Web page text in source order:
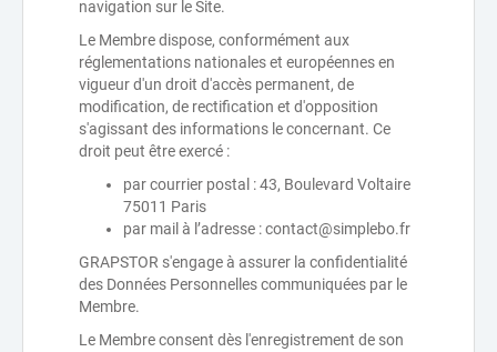
navigation sur le Site.
Le Membre dispose, conformément aux
réglementations nationales et européennes en
vigueur d'un droit d'accès permanent, de
modification, de rectification et d'opposition
s'agissant des informations le concernant. Ce
droit peut être exercé :
par courrier postal : 43, Boulevard Voltaire
75011 Paris
par mail à l’adresse : contact@simplebo.fr
GRAPSTOR s'engage à assurer la confidentialité
des Données Personnelles communiquées par le
Membre.
Le Membre consent dès l'enregistrement de son